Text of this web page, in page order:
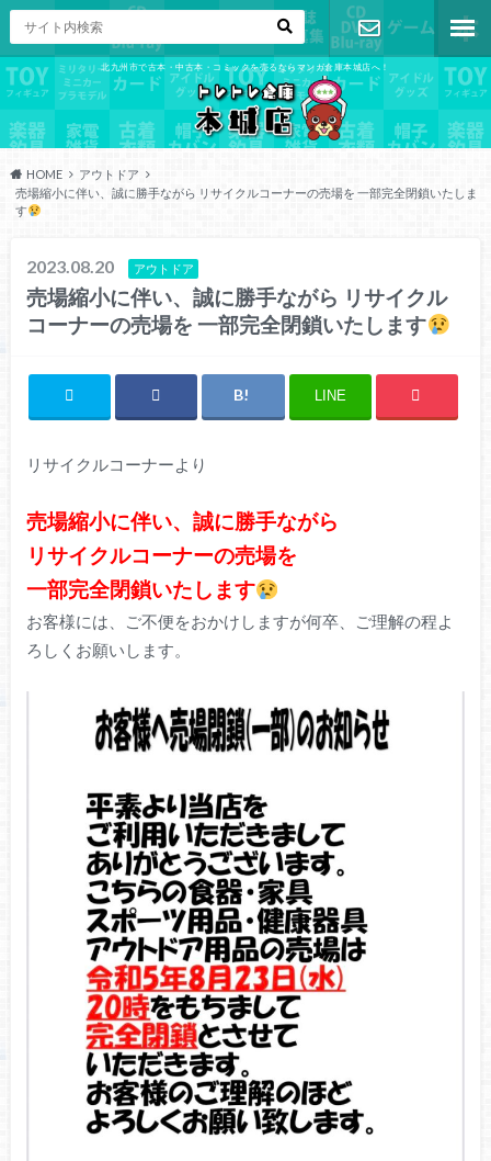
北九州市で古本・中古本・コミックを売るならマンガ倉庫本城店へ！
お問い合わ
せ
HOME
アウトドア
売場縮小に伴い、誠に勝手ながら リサイクルコーナーの売場を 一部完全閉鎖いたしま
す
2023.08.20 アウトドア
売場縮小に伴い、誠に勝手ながら リサイクル
コーナーの売場を 一部完全閉鎖いたします
LINE
リサイクルコーナーより
売場縮小に伴い、誠に勝手ながら
リサイクルコーナーの売場を
一部完全閉鎖いたします
お客様には、ご不便をおかけしますが何卒、ご理解の程よ
ろしくお願いします。